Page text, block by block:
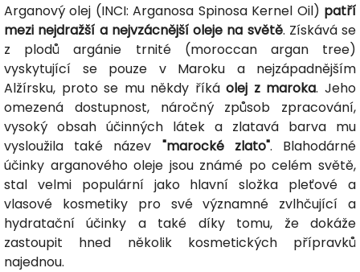
Arganový olej (INCI: Arganosa Spinosa Kernel Oil) patří
mezi nejdražší a nejvzácnější oleje na světě. Získává se
z plodů argánie trnité (moroccan argan tree)
vyskytující se pouze v Maroku a nejzápadnějším
Alžírsku, proto se mu někdy říkáolej z maroka. Jeho
omezená dostupnost, náročný způsob zpracování,
vysoký obsah účinných látek a zlatavá barva mu
vysloužila také název "marocké zlato". Blahodárné
účinky arganového oleje jsou známé po celém světě,
stal velmi populární jako hlavní složka pleťové a
vlasové kosmetiky pro své významné zvlhčující a
hydratační účinky a také díky tomu, že dokáže
zastoupit hned několik kosmetických přípravků
najednou.